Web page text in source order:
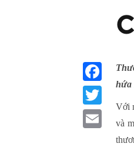
hứa
Với
và
Facebook
Twitter